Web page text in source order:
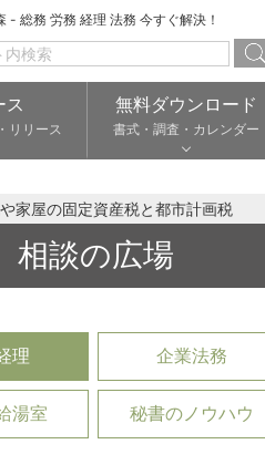
- 総務 労務 経理 法務 今すぐ解決！
ス
リリース
無料ダウンロード
書式・調査・カレンダー
家屋の固定資産税と都市計画税
相談の広場
理 企業法務
湯室 秘書のノウハウ